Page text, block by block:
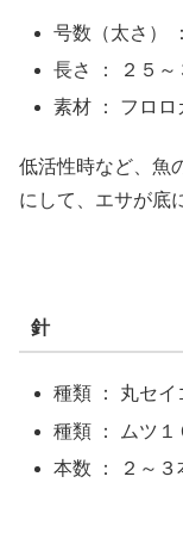
号数（太さ）
長さ ： ２５～
素材 ： フロロ
低活性時など、魚
にして、エサが底
針
種類 ： 丸セ
種類 ： ムツ１
本数 ： ２～３